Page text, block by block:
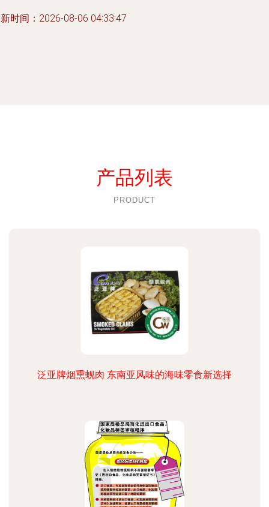
时间：2026-08-06 04:33:47
产品列表
PRODUCT
泛亚牌烟熏蚬肉 东南亚风味的海味零食新选择